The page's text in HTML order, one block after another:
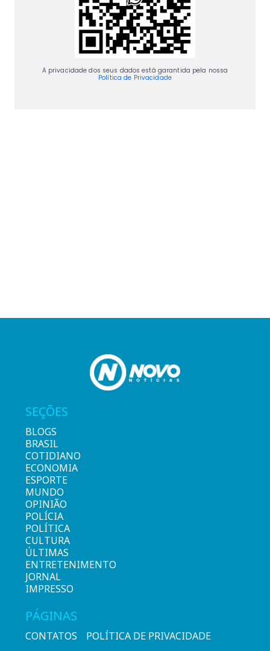
A privacidade dos seus dados está garantida pela nossa
Política de Privacidade
SEÇÕES
BLOGS
BRASIL
COTIDIANO
ECONOMIA
ESPORTE
MUNDO
OPINIÃO
POLÍCIA
POLÍTICA
CULTURA
ÚLTIMAS
ENTRETENIMENTO
JORNAL
IMPRESSO
PÁGINAS
CONTATOS POLÍTICA DE PRIVACIDADE